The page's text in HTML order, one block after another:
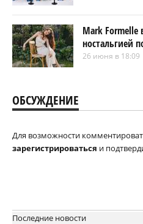
Mark Formelle
ностальгией
26 июня в 18:09
ОБСУЖДЕНИЕ
Для возможности
зарегистрироваться и
Последние новости